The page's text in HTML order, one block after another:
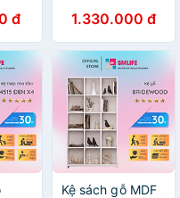
đ 1.330.000 đ
Kệ sách gỗ MDF